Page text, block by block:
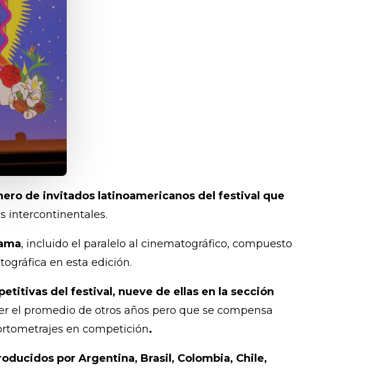
de invitados latinoamericanos del festival que
intercontinentales.
, incluido el paralelo al cinematográfico, compuesto
en esta edición.
del festival, nueve de ellas en la sección
el promedio de otros años pero que se compensa
en competición.
por Argentina, Brasil, Colombia, Chile,